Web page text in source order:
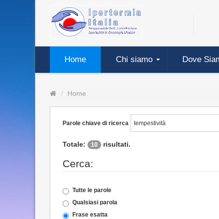
Home Chi siamo Dove
Home
Parole chiave di ricerca
Totale: 10 risultati.
Cerca:
Tutte le parole
Qualsiasi parola
Frase esatta